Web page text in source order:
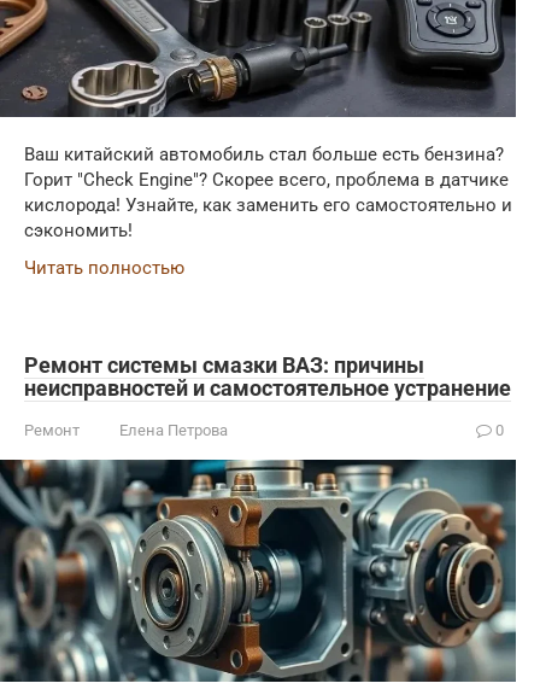
Ваш китайский автомобиль стал больше есть бензина?
Горит "Check Engine"? Скорее всего, проблема в датчике
кислорода! Узнайте, как заменить его самостоятельно и
сэкономить!
Читать полностью
Ремонт системы смазки ВАЗ: причины
неисправностей и самостоятельное устранение
Ремонт Елена Петрова 0